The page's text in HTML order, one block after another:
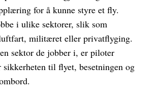
for å kunne styre et fly.
i ulike sektorer, slik som
militæret eller privatflyging.
sektor de jobber i, er piloter
sikkerheten til flyet, besetningen og